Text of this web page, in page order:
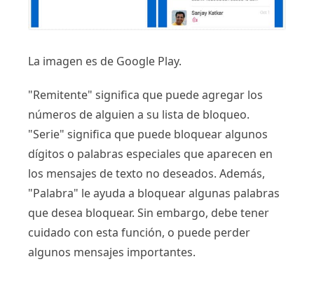
La imagen es de Google Play.
"Remitente" significa que puede agregar los
números de alguien a su lista de bloqueo.
"Serie" significa que puede bloquear algunos
dígitos o palabras especiales que aparecen en
los mensajes de texto no deseados. Además,
"Palabra" le ayuda a bloquear algunas palabras
que desea bloquear. Sin embargo, debe tener
cuidado con esta función, o puede perder
algunos mensajes importantes.